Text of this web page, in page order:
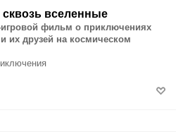
вселенные
фильм о приключениях
их друзей на космическом